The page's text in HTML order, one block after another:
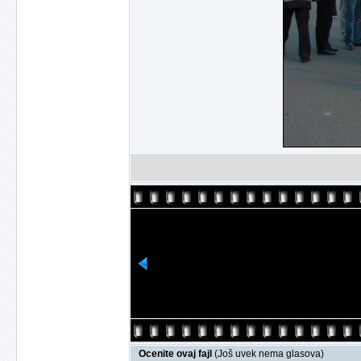
Ocenite ovaj fajl (Još uvek nema glasova)